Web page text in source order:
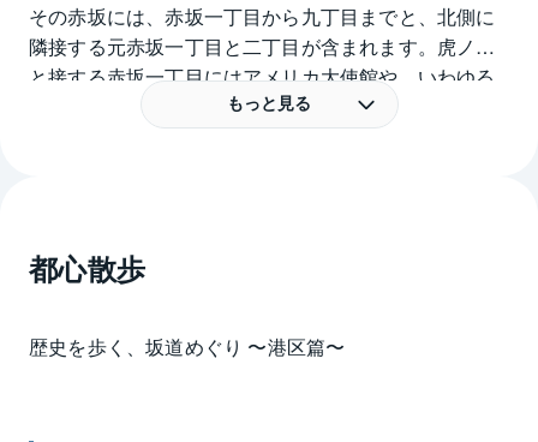
その赤坂には、赤坂一丁目から九丁目までと、北側に
隣接する元赤坂一丁目と二丁目が含まれます。虎ノ門
と接する赤坂一丁目にはアメリカ大使館や、いわゆる
ヒルズの第一弾であるアークヒルズがあり、インテリ
ジェンスビルの先駆けといわれるアーク森ビル、国内
カスがあります。ＴＢＳ放送センター、1,324の座席を
有する赤坂ＡＣＴシアター、オフィスや飲食店が入居
山、六本木などと接し、オフィスやザ・リッツ・カー
古くから受け継がれた広大な敷地に緑も多く環境にも
もっと見る
都心散歩
歴史を歩く、坂道めぐり 〜港区篇〜